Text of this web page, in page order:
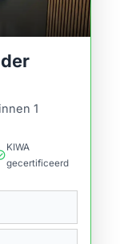
1
KIWA
gecertificeerd